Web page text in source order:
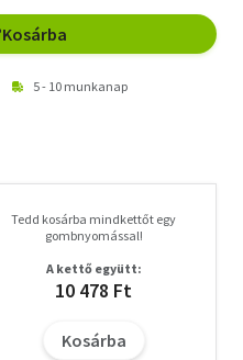
Kosárba
5 - 10 munkanap
Tedd kosárba mindkettőt egy
gombnyomással!
A kettő együtt:
10 478 Ft
Kosárba